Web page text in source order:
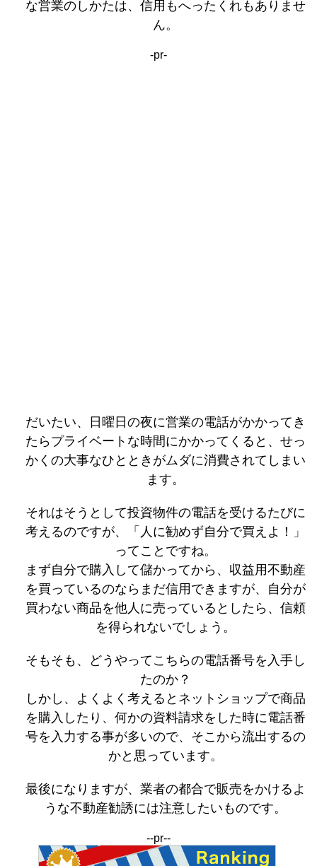
な営業のしかたは、信用もへったくれもありませ
ん。
-pr-
だいたい、日曜日の夜に営業の電話がかかってき
たらプライベートな時間にかかってくると、せっ
かくの大事なひとときがムダに消費されてしまい
ます。
それはそうとして投資物件の電話を受けるたびに
考えるのですが、「人に勧めず自分で買えよ！」
ってことですね。
まず自分で購入して儲かってから、収益用不動産
を買っているのならまだ信用できますが、自分が
買わない商品を他人に売っているとしたら、信頼
を得られないでしょう。
そもそも、どうやってこちらの電話番号を入手し
たのか？
しかし、よくよく考えるとネットショップで商品
を購入したり、何かの資料請求をした時に電話番
号を入力する事が多いので、そこから流出するの
かと思っています。
最後になりますが、業者の都合で販売をかけるよ
うな不動産勧誘には注意したいものです。
--pr--